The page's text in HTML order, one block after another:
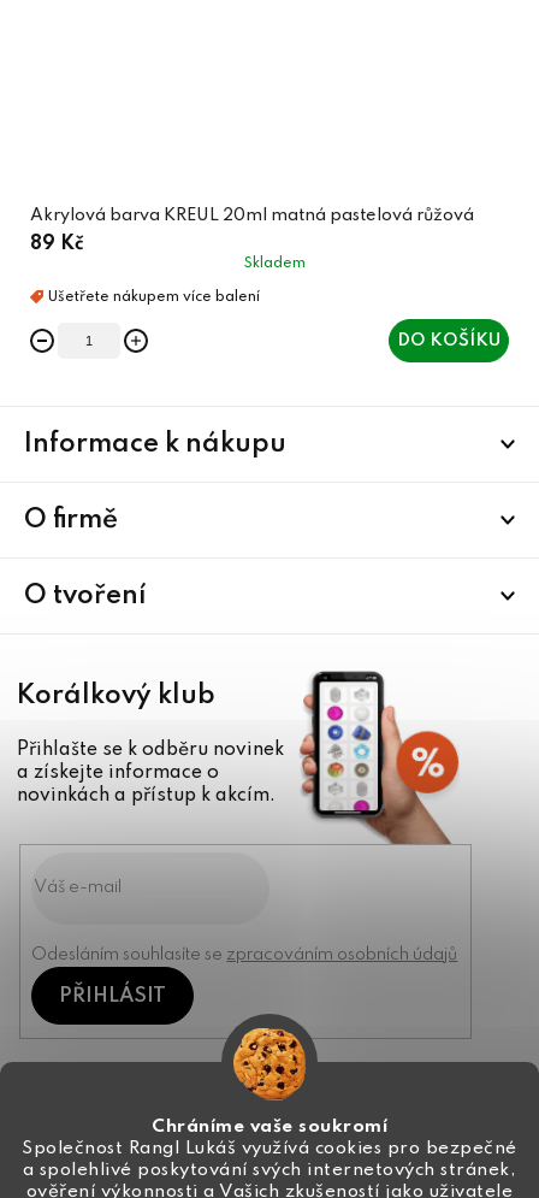
Chráníme vaše soukromí
Společnost Rangl Lukáš využívá cookies pro bezpečné
a spolehlivé poskytování svých internetových stránek,
ověření výkonnosti a Vašich zkušeností jako uživatele
Akrylová barva KREUL 20ml matná pastelová růžová
89 Kč
Skladem
DO KOŠÍKU
Informace k nákupu
O firmě
O tvoření
Korálkový klub
Přihlašte se k odběru novinek
a získejte informace o
novinkách a přístup k akcím.
Odesláním souhlasíte se zpracováním osobních údajů
PŘIHLÁSIT
+420 774 444 191